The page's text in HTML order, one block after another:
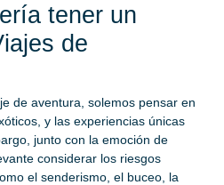
tener un
de
de aventura, solemos pensar en
y las experiencias únicas
junto con la emoción de
considerar los riesgos
el senderismo, el buceo, la